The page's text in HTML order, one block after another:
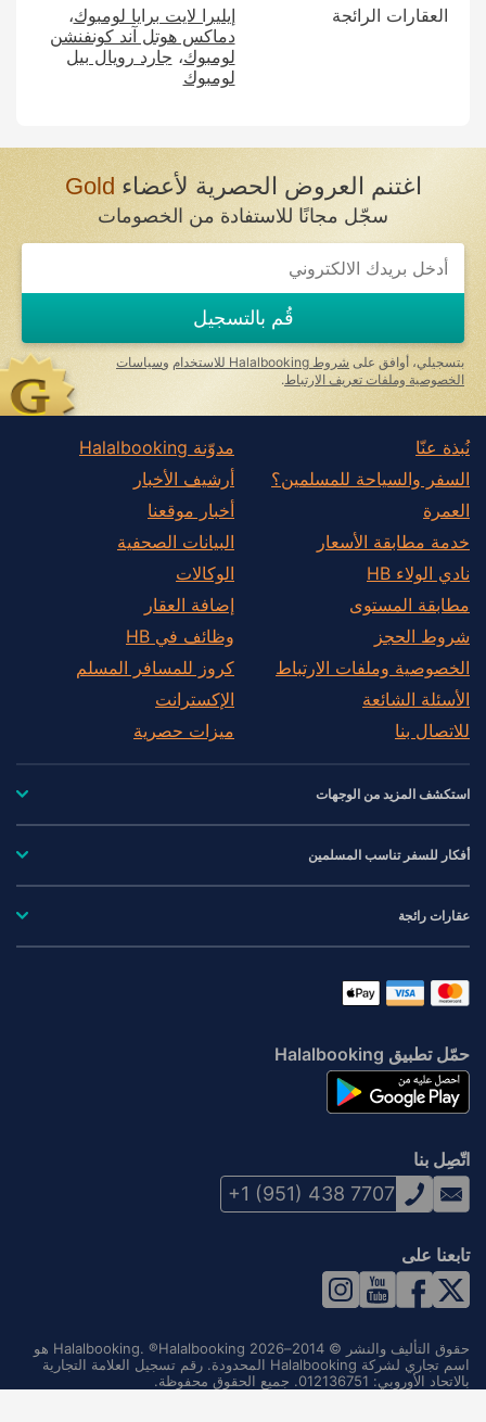
العقارات الرائجة
إيليرا لايت برايا لومبوك
دماكس هوتل آند كونفنشن
لومبوك جارد رويال بيل
لومبوك
اغتنم العروض الحصرية لأعضاءGold
سجّل مجانًا للاستفادة من الخصومات
If
you
ignore
this
field
قُم بالتسجيل
بتسجيلي، أوافق على شروط Halalbooking للاستخدام وسياسات
الخصوصية وملفات تعريف الارتباط .
نُبذة عنّا
السفر والسياحة للمسلمين؟
العمرة
خدمة مطابقة الأسعار
نادي الولاء HB
مطابقة المستوى
شروط الحجز
الخصوصية وملفات الارتباط
الأسئلة الشائعة
للاتصال بنا
مدوّنة Halalbooking
أرشيف الأخبار
أخبار موقعنا
البيانات الصحفية
الوكالات
إضافة العقار
وظائف في HB
كروز للمسافر المسلم
الإكسترانت
ميزات حصرية
استكشف المزيد من الوجهات
أفكار للسفر تناسب المسلمين
عقارات رائجة
حمّل تطبيق Halalbooking
اتّصِل بنا
+1 (951) 438 7707
تابعنا على
حقوق التأليف والنشر © 2014–2026 Halalbooking. ®Halalbooking هو
اسم تجاري لشركة Halalbooking المحدودة. رقم تسجيل العلامة التجارية
بالاتحاد الأوروبي: 012136751. جميع الحقوق محفوظة.